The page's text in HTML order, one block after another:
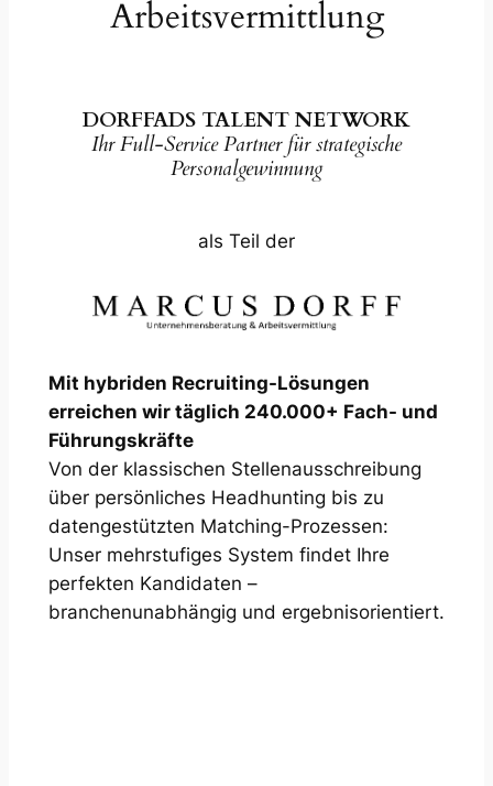
Arbeitsvermittlung
DORFFADS TALENT NETWORK
Ihr Full-Service Partner für strategische
Personalgewinnung
als Teil der
Mit hybriden Recruiting-Lösungen
erreichen wir täglich 240.000+ Fach- und
Führungskräfte
Von der klassischen Stellenausschreibung
über persönliches Headhunting bis zu
datengestützten Matching-Prozessen:
Unser mehrstufiges System findet Ihre
perfekten Kandidaten –
branchenunabhängig und ergebnisorientiert.